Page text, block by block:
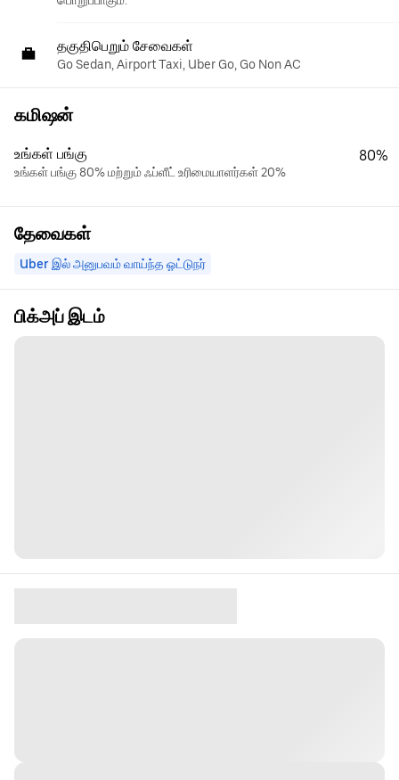
தகுதிபெறும் சேவைகள்
Go Sedan, Airport Taxi, Uber Go, Go Non AC
கமிஷன்
உங்கள் பங்கு
உங்கள் பங்கு 80% மற்றும் ஃப்ளீட் உரிமையாளர்கள் 20%
80%
தேவைகள்
Uber இல் அனுபவம் வாய்ந்த ஓட்டுநர்
பிக்அப் இடம்